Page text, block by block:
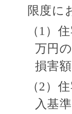
限度に
（1）
万円
損害
（2）
入基